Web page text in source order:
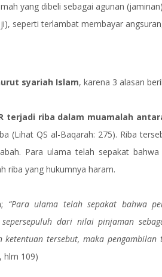
yang dibeli sebagai agunan
seperti terlambat membayar
syariah Islam, karena 3 alasan
terjadi riba dalam muamalah
(Lihat QS al-Baqarah: 275). Riba
Para ulama telah sepakat
riba yang hukumnya haram.
“Para ulama telah sepakat bahwa
sepersepuluh dari nilai pinjaman
ketentuan tersebut, maka
, hlm 109)